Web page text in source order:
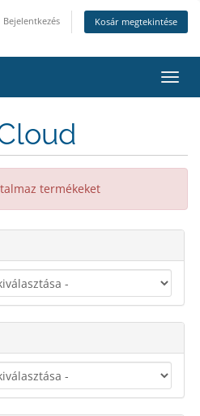
Bejelentkezés Kosár megtekintése
a
termékeket